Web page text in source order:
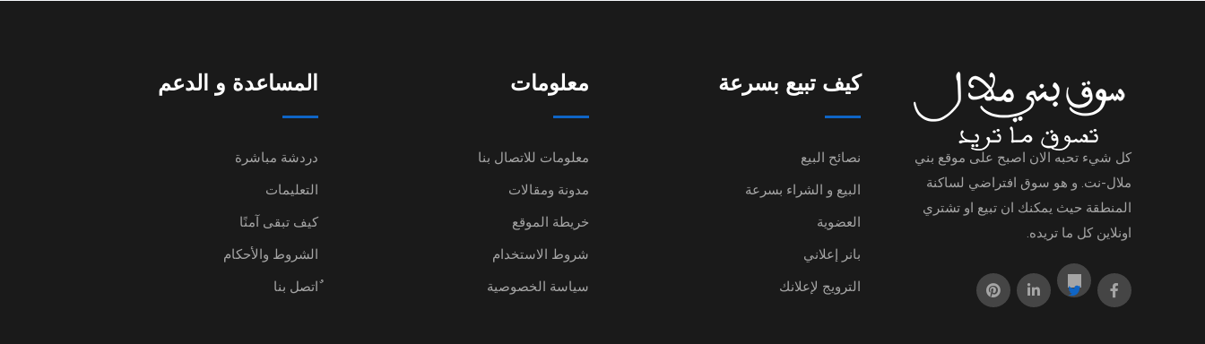
كل شيء تحبه الان اصبح على موقع بني
ملال-نت. و هو سوق افتراضي لساكنة
المنطقة حيث يمكنك ان تبيع او تشتري
اونلاين كل ما تريده.
كيف تبيع بسرعة
نصائح البيع
البيع و الشراء بسرعة
العضوية
بانر إعلاني
الترويج لإعلانك
معلومات
معلومات للاتصال بنا
مدونة ومقالات
خريطة الموقع
شروط الاستخدام
سياسة الخصوصية
المساعدة و الدعم
دردشة مباشرة
التعليمات
كيف تبقى آمنًا
الشروط والأحكام
ٌاتصل بنا